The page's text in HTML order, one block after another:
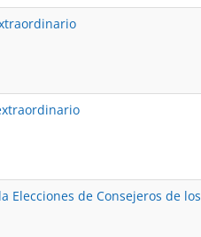
Elecciones de Consejeros de los